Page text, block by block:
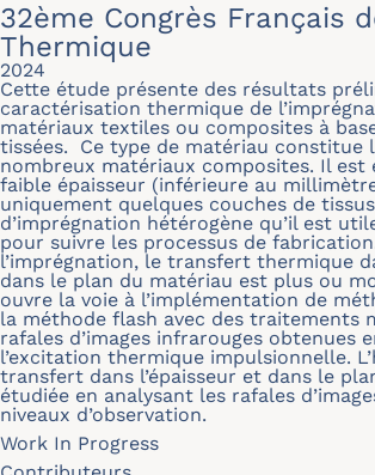
32ème Congrès Français
Thermique
2024
Cette étude présente des résultats
caractérisation thermique de
matériaux textiles ou composites à
tissées. Ce type de matériau constitue
nombreux matériaux composites. Il est
faible épaisseur (inférieure au
uniquement quelques couches de
d’imprégnation hétérogène qu’il est
pour suivre les processus de
l’imprégnation, le transfert thermique
dans le plan du matériau est plus ou
ouvre la voie à l’implémentation de
la méthode flash avec des traitements
rafales d’images infrarouges obtenues
l’excitation thermique impulsionnelle.
transfert dans l’épaisseur et dans le
étudiée en analysant les rafales
niveaux d’observation.
Work In Progress